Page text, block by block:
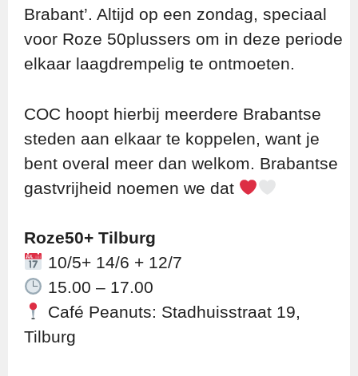
Brabant’. Altijd op een zondag, speciaal
voor Roze 50plussers om in deze periode
elkaar laagdrempelig te ontmoeten.
COC hoopt hierbij meerdere Brabantse
steden aan elkaar te koppelen, want je
bent overal meer dan welkom. Brabantse
gastvrijheid noemen we dat
Roze50+ Tilburg
10/5+ 14/6 + 12/7
15.00 – 17.00
Café Peanuts: Stadhuisstraat 19,
Tilburg